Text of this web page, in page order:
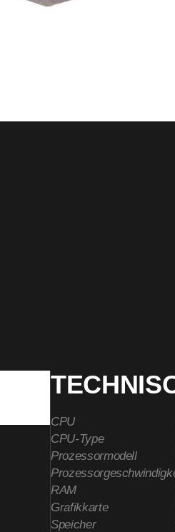
CPU
CPU-Type
Prozessormodell
RAM
Grafikkarte
Speicher